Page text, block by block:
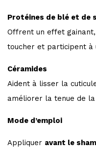
Protéines de blé et de
Offrent un effet
toucher et participent à
Céramides
Aident à lisser la
améliorer la tenue de
Mode d’emploi
Appliquer avant le